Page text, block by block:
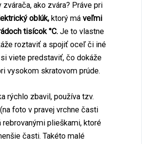
ako zvára? Práve pri
oblúk,ktorý máveľmi
tisícok °C. Je to vlastne
roztaviť a spojiť oceľ či iné
viete predstaviť, čo dokáže
vysokom skratovom prúde.
rýchlo zbavil, používa tzv.
(na foto v pravej vrchne časti
rebrovanými plieškami, ktoré
časti. Takéto malé